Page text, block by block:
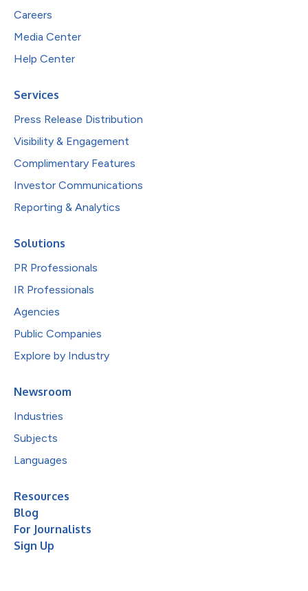
Careers
Media Center
Help Center
Services
Press Release Distribution
Visibility & Engagement
Complimentary Features
Investor Communications
Reporting & Analytics
Solutions
PR Professionals
IR Professionals
Agencies
Public Companies
Explore by Industry
Newsroom
Industries
Subjects
Languages
Resources
Blog
For Journalists
Sign Up